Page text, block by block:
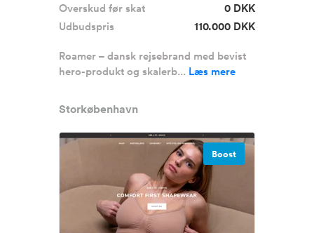
Overskud før skat
0 DKK
Udbudspris
110.000 DKK
Roamer – dansk rejsebrand med bevist
hero-produkt og skalerb... Læs mere
Storkøbenhavn
Boost